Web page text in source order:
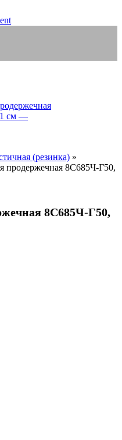
(резинка) »
продержечная 8С685Ч-Г50,
8С685Ч-Г50,